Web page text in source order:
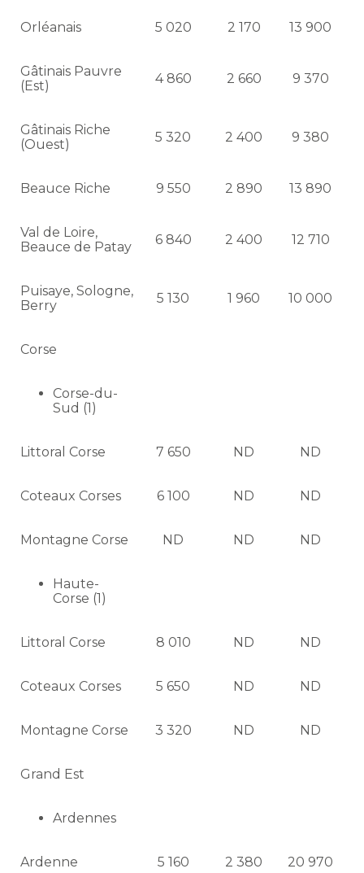
Orléanais 5 020 2 170 13 900
Gâtinais Pauvre
(Est)
4 860 2 660 9 370
Gâtinais Riche
(Ouest)
5 320 2 400 9 380
Beauce Riche 9 550 2 890 13 890
Val de Loire,
Beauce de Patay
6 840 2 400 12 710
Puisaye, Sologne,
Berry
5 130 1 960 10 000
Corse
Corse-du-
Sud (1)
Littoral Corse 7 650 ND ND
Coteaux Corses 6 100 ND ND
Montagne Corse ND ND ND
Haute-
Corse (1)
Littoral Corse 8 010 ND ND
Coteaux Corses 5 650 ND ND
Montagne Corse 3 320 ND ND
Grand Est
Ardennes
Ardenne 5 160 2 380 20 970